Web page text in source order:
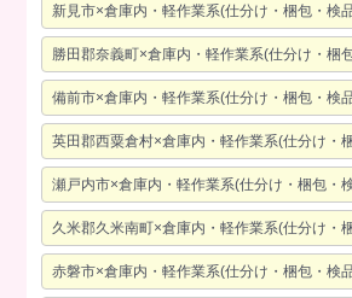
新見市×倉庫内・軽作業系(仕分け・梱包・検
勝田郡奈義町×倉庫内・軽作業系(仕分け・梱
備前市×倉庫内・軽作業系(仕分け・梱包・検
英田郡西粟倉村×倉庫内・軽作業系(仕分け・
瀬戸内市×倉庫内・軽作業系(仕分け・梱包・
久米郡久米南町×倉庫内・軽作業系(仕分け・
赤磐市×倉庫内・軽作業系(仕分け・梱包・検